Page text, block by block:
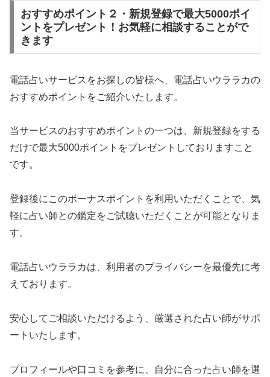
おすすめポイント２・新規登録で最大5000ポイ
ントをプレゼント！お気軽に相談することがで
きます
電話占いサービスをお探しの皆様へ、電話占いウララカの
おすすめポイントをご紹介いたします。
当サービスのおすすめポイントの一つは、新規登録をする
だけで最大5000ポイントをプレゼントしておりますこと
です。
登録後にこのボーナスポイントを利用いただくことで、気
軽に占い師との鑑定をご試聴いただくことが可能となりま
す。
電話占いウララカは、利用者のプライバシーを最優先に考
えております。
安心してご相談いただけるよう、厳選された占い師がサポ
ートいたします。
プロフィールや口コミを参考に、自分に合った占い師を選